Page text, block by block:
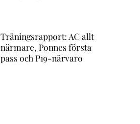
Träningsrapport: AC allt
närmare, Ponnes första
pass och P19-närvaro